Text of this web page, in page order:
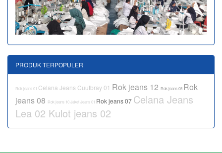
PRODUK TERPOPULER
Rok jeans 01 Celana Jeans Cuutbray 01 Rok jeans 12 Rok jeans 05 Rok
jeans 08 Rok jeans 10Jaket Jeans 01 Rok jeans 07 Celana Jeans
Lea 02 Kulot jeans 02